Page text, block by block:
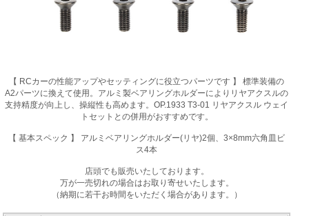
【 RCカーの性能アップやセッティングに役立つパーツです 】 標準装備の
A2パーツに換えて使用。アルミ製ベアリングホルダーによりリヤアクスルの
支持精度が向上し、操縦性も高めます。OP.1933 T3-01 リヤアクスル ウェイ
トセットとの併用がおすすめです。
【 基本スペック 】 アルミベアリングホルダー(リヤ)2個、3×8mm六角皿ビ
ス4本
店頭でも販売いたしております。
万が一売切れの場合はお取り寄せいたします。
（納期に若干お時間をいただく場合があります。）